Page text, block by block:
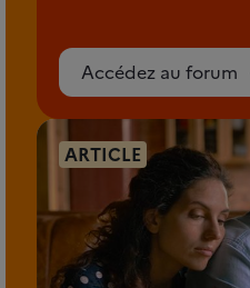
Accédez au forum
ARTICLE